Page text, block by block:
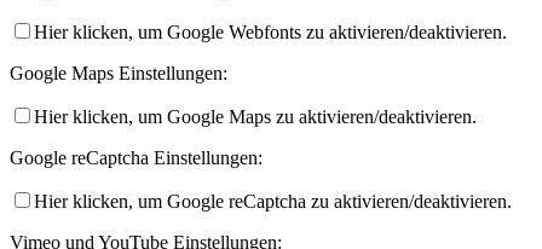
Hier klicken, um Google Webfonts zu aktivieren/deaktivieren.
Google Maps Einstellungen:
Hier klicken, um Google Maps zu aktivieren/deaktivieren.
Google reCaptcha Einstellungen:
Hier klicken, um Google reCaptcha zu aktivieren/deaktivieren.
Vimeo und YouTube Einstellungen: